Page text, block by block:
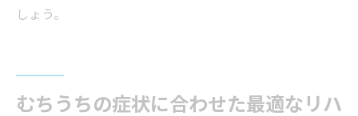
しょう。
むちうちの症状に合わせた最適なリハ